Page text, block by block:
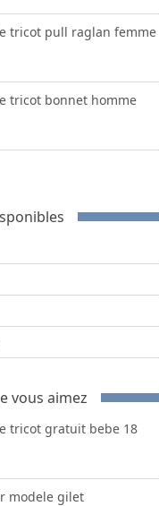
tricot pull raglan femme
tricot bonnet homme
vous aimez
tricot gratuit bebe 18
modele gilet